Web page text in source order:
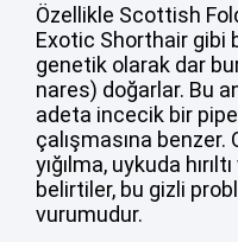
Özellikle Scottish
Exotic Shorthair gibi
genetik olarak dar
nares) doğarlar. Bu
adeta incecik bir
çalışmasına
yığılma, uykuda
belirtiler, bu gizli
vurumudur.